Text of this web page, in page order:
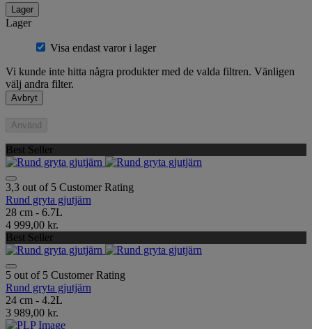
Lager
Lager
Visa endast varor i lager
Vi kunde inte hitta några produkter med de valda filtren. Vänligen
välj andra filter.
Avbryt
Använd
Best Seller
3,3 out of 5 Customer Rating
Rund gryta gjutjärn
28 cm - 6.7L
4 999,00 kr.
Best Seller
5 out of 5 Customer Rating
Rund gryta gjutjärn
24 cm - 4.2L
3 989,00 kr.